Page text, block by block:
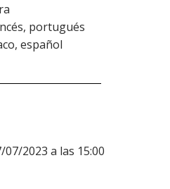
portugués
español
2023 a las 15:00